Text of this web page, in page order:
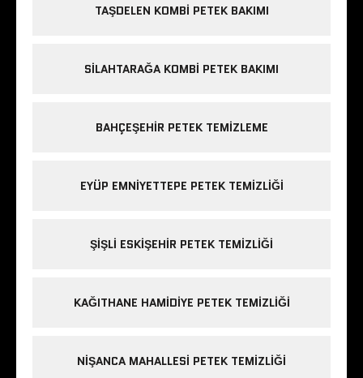
TAŞDELEN KOMBI PETEK BAKIMI
SILAHTARAĞA KOMBI PETEK BAKIMI
BAHÇEŞEHIR PETEK TEMIZLEME
EYÜP EMNIYETTEPE PETEK TEMIZLIĞI
ŞIŞLI ESKIŞEHIR PETEK TEMIZLIĞI
KAĞITHANE HAMIDIYE PETEK TEMIZLIĞI
NIŞANCA MAHALLESI PETEK TEMIZLIĞI